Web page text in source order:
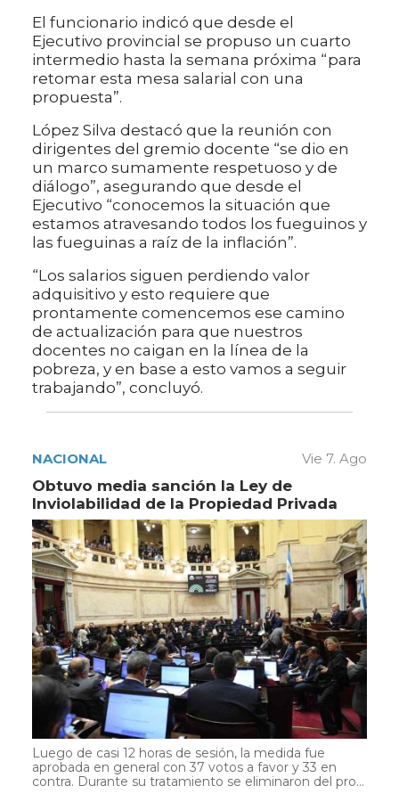
El funcionario indicó que desde el
Ejecutivo provincial se propuso un cuarto
intermedio hasta la semana próxima “para
retomar esta mesa salarial con una
propuesta”.
López Silva destacó que la reunión con
dirigentes del gremio docente “se dio en
un marco sumamente respetuoso y de
diálogo”, asegurando que desde el
Ejecutivo “conocemos la situación que
estamos atravesando todos los fueguinos y
las fueguinas a raíz de la inflación”.
“Los salarios siguen perdiendo valor
adquisitivo y esto requiere que
prontamente comencemos ese camino
de actualización para que nuestros
docentes no caigan en la línea de la
pobreza, y en base a esto vamos a seguir
trabajando”, concluyó.
NACIONAL Vie 7. Ago
Obtuvo media sanción la Ley de
Inviolabilidad de la Propiedad Privada
Luego de casi 12 horas de sesión, la medida fue
aprobada en general con 37 votos a favor y 33 en
contra. Durante su tratamiento se eliminaron del pro...